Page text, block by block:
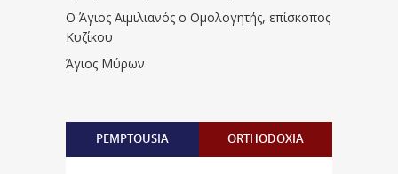
Ο Άγιος Αιμιλιανός ο Ομολογητής, επίσκοπος
Κυζίκου
Άγιος Μύρων
PEMPTOUSIA ORTHODOXIA